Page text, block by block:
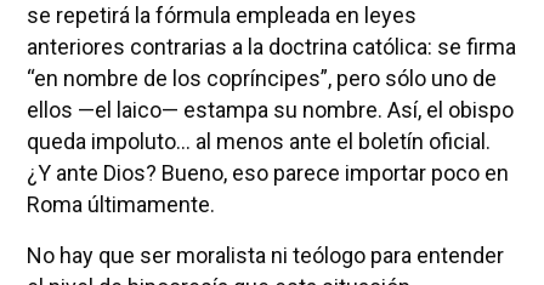
se repetirá la fórmula empleada en leyes
anteriores contrarias a la doctrina católica: se firma
“en nombre de los copríncipes”, pero sólo uno de
ellos —el laico— estampa su nombre. Así, el obispo
queda impoluto… al menos ante el boletín oficial.
¿Y ante Dios? Bueno, eso parece importar poco en
Roma últimamente.
No hay que ser moralista ni teólogo para entender